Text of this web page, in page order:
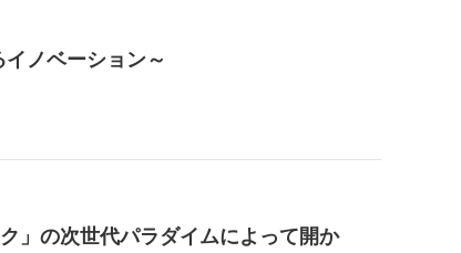
ノベーション～
」の次世代パラダイムによって開か